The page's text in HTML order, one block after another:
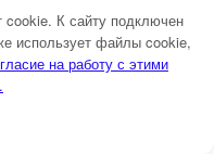
Разработка сайто
cookie. К сайту подключен
использует файлы cookie,
на работу с этими